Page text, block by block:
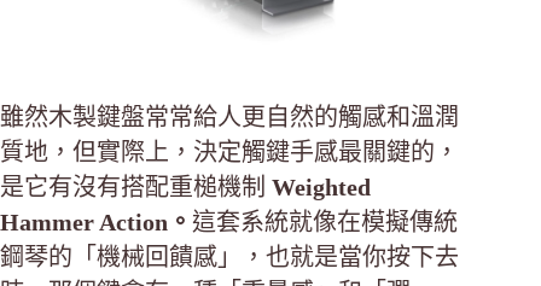
雖然木製鍵盤常常給人更自然的觸感和溫潤
質地，但實際上，決定觸鍵手感最關鍵的，
是它有沒有搭配重槌機制 Weighted
Hammer Action。 這套系統就像在模擬傳統
鋼琴的「機械回饋感」，也就是當你按下去